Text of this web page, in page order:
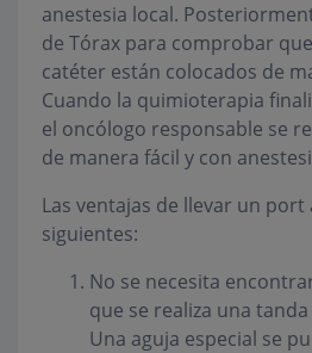
anestesia local.
de Tórax para comprobar
catéter están colocados de
Cuando la quimioterapia
el oncólogo responsable se
de manera fácil y con
Las ventajas de llevar un port
siguientes:
No se necesita
que se realiza una
Una aguja especial se